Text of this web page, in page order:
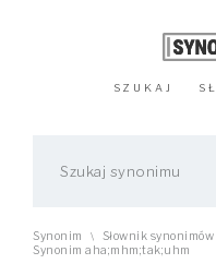
SZUKAJ
Synonim \ Słownik synonimów
Synonim aha;mhm;tak;uhm